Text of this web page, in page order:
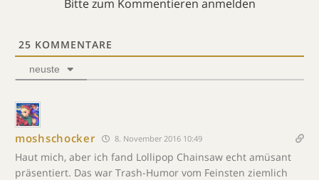
Bitte zum Kommentieren anmelden
25 KOMMENTARE
neuste
moshschocker 8. November 2016 10:49
Haut mich, aber ich fand Lollipop Chainsaw echt amüsant
präsentiert. Das war Trash-Humor vom Feinsten ziemlich